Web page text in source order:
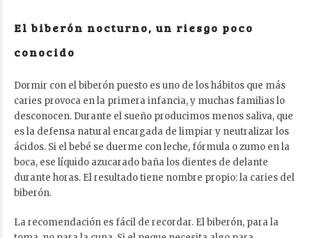
El biberón nocturno, un riesgo poco
conocido
Dormir con el biberón puesto es uno de los hábitos que más
caries provoca en la primera infancia, y muchas familias lo
desconocen. Durante el sueño producimos menos saliva, que
es la defensa natural encargada de limpiar y neutralizar los
ácidos. Si el bebé se duerme con leche, fórmula o zumo en la
boca, ese líquido azucarado baña los dientes de delante
durante horas. El resultado tiene nombre propio: la caries del
biberón.
La recomendación es fácil de recordar. El biberón, para la